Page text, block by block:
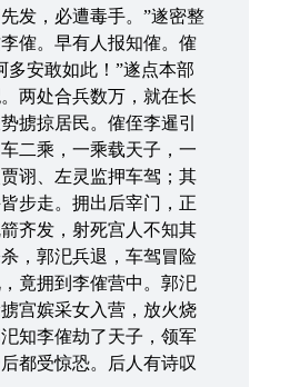
发，必遭毒手。”遂密整
傕。早有人报知傕。傕
多安敢如此！”遂点本部
两处合兵数万，就在长
掳掠居民。傕侄李暹引
二乘，一乘载天子，一
诩、左灵监押车驾；其
步走。拥出后宰门，正
齐发，射死宫人不知其
，郭汜兵退，车驾冒险
竟拥到李傕营中。郭汜
宫嫔采女入营，放火烧
知李傕劫了天子，领军
都受惊恐。后人有诗叹